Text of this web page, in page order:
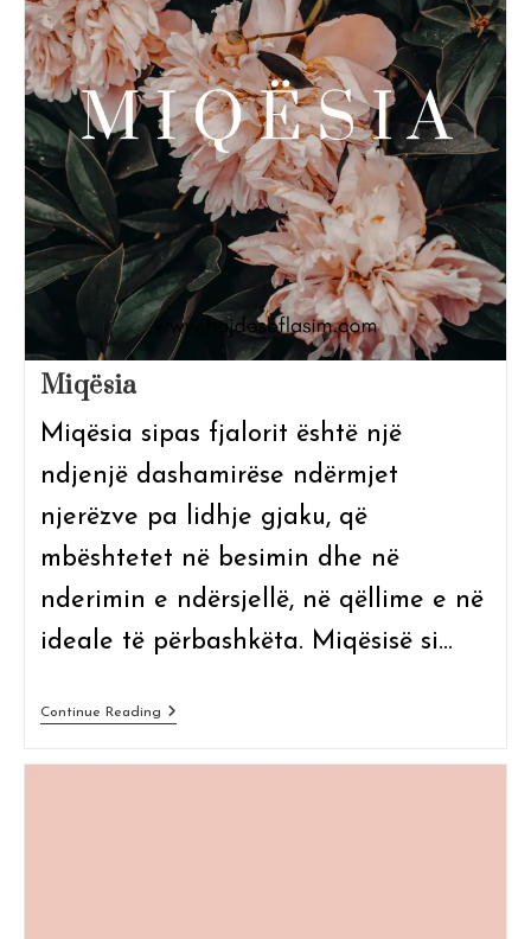
Miqësia
Miqësia sipas fjalorit është një
ndjenjë dashamirëse ndërmjet
njerëzve pa lidhje gjaku, që
mbështetet në besimin dhe në
nderimin e ndërsjellë, në qëllime e në
ideale të përbashkëta. Miqësisë si…
Continue ReadingMiqësia